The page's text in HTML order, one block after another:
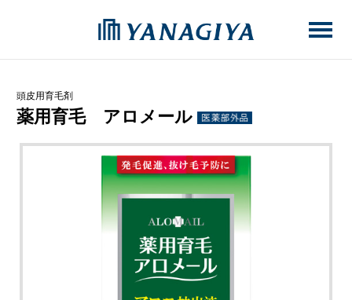
頭皮用育毛剤
薬用育毛 アロメール